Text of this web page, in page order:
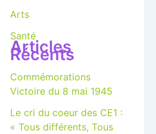
Arts
Santé
Articles
Récents
Commémorations
Victoire du 8 mai 1945
Le cri du coeur des CE1 :
« Tous différents, Tous